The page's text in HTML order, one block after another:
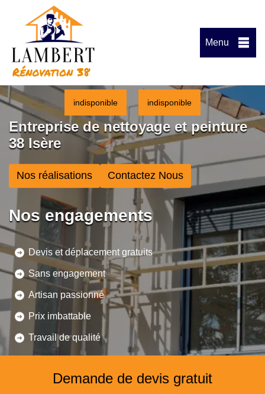
Menu
indisponible indisponible
Entreprise de nettoyage et peinture
38 Isère
Nos réalisations Contactez Nous
Nos engagements
Devis et déplacement gratuits
Sans engagement
Artisan passionné
Prix imbattable
Travail de qualité
Demande de devis gratuit